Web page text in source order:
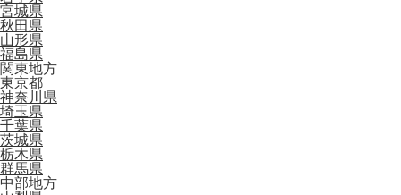
宮城県
秋田県
山形県
福島県
関東地方
東京都
神奈川県
埼玉県
千葉県
茨城県
栃木県
群馬県
中部地方